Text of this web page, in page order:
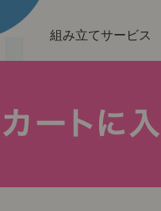
組み立てサービス